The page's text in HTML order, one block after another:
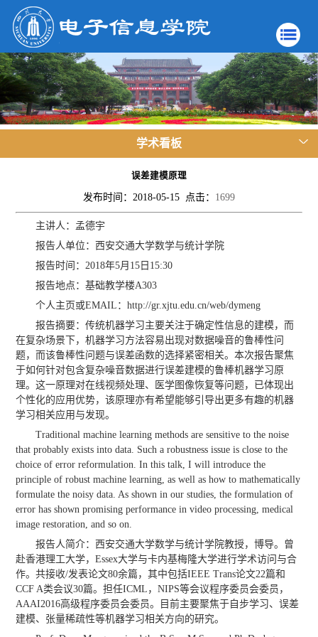
学术看板
误差建模原理
发布时间：2018-05-15 点击： 1699
主讲人：孟德宇
报告人单位：西安交通大学数学与统计学院
报告时间：2018年5月15日15:30
报告地点：基础教学楼A303
个人主页或EMAIL：http://gr.xjtu.edu.cn/web/dymeng
报告摘要：传统机器学习主要关注于确定性信息的建模，而
在复杂场景下，机器学习方法容易出现对数据噪音的鲁棒性问
题，而该鲁棒性问题与误差函数的选择紧密相关。本次报告聚焦
于如何针对包含复杂噪音数据进行误差建模的鲁棒机器学习原
理。这一原理对在线视频处理、医学图像恢复等问题，已体现出
个性化的应用优势，该原理亦有希望能够引导出更多有趣的机器
学习相关应用与发现。
Traditional machine learning methods are sensitive to the noise
that probably exists into data. Such a robustness issue is close to the
choice of error reformulation. In this talk, I will introduce the
principle of robust machine learning, as well as how to mathematically
formulate the noisy data. As shown in our studies, the formulation of
error has shown promising performance in video processing, medical
image restoration, and so on.
报告人简介：西安交通大学数学与统计学院教授，博导。曾
赴香港理工大学，Essex大学与卡内基梅隆大学进行学术访问与合
作。共接收/发表论文80余篇，其中包括IEEE Trans论文22篇和
CCF A类会议30篇。担任ICML，NIPS等会议程序委员会委员，
AAAI2016高级程序委员会委员。目前主要聚焦于自步学习、误差
建模、张量稀疏性等机器学习相关方向的研究。